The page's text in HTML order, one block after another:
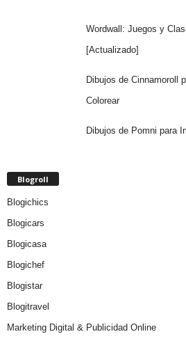
Wordwall: Juegos y
[Actualizado]
Dibujos de Cinnamoroll
Colorear
Dibujos de Pomni para
Blogroll
Blogichics
Blogicars
Blogicasa
Blogichef
Blogistar
Blogitravel
Marketing Digital & Publicidad Online